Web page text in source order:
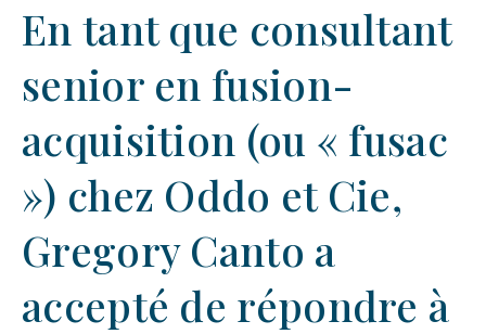
En tant que consultant
senior en fusion-
acquisition (ou « fusac
») chez Oddo et Cie,
Gregory Canto a
accepté de répondre à